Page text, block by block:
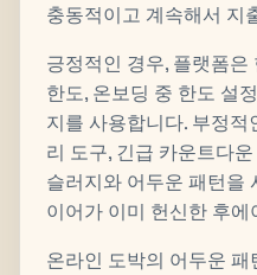
충동적이고 계속해서 지
긍정적인 경우, 플랫폼은
한도, 온보딩 중 한도 설
지를 사용합니다. 부정
리 도구, 긴급 카운트다
슬러지와 어두운 패턴을
이어가 이미 헌신한 후
온라인 도박의 어두운